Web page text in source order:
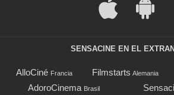
SENSACINE EN EL
AlloCiné Francia Filmstarts Alemania
AdoroCinema Brasil